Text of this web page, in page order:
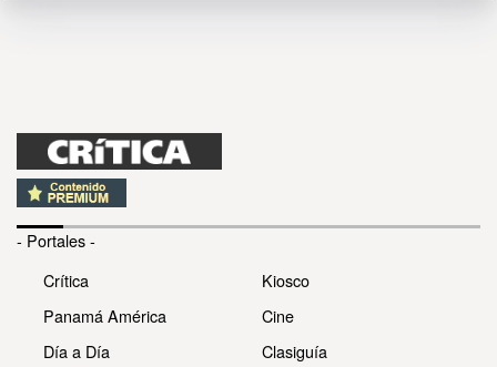
- Portales -
Crítica
Panamá América
Día a Día
Kiosco
Cine
Clasiguía